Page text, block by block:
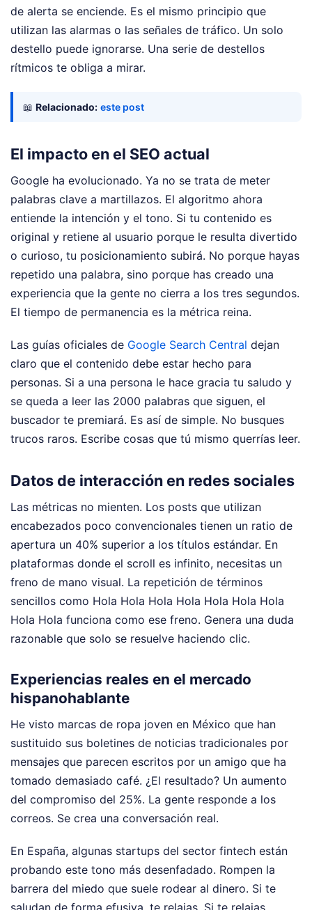
de alerta se enciende. Es el mismo principio que
utilizan las alarmas o las señales de tráfico. Un solo
destello puede ignorarse. Una serie de destellos
rítmicos te obliga a mirar.
📖 Relacionado: este post
El impacto en el SEO actual
Google ha evolucionado. Ya no se trata de meter
palabras clave a martillazos. El algoritmo ahora
entiende la intención y el tono. Si tu contenido es
original y retiene al usuario porque le resulta divertido
o curioso, tu posicionamiento subirá. No porque hayas
repetido una palabra, sino porque has creado una
experiencia que la gente no cierra a los tres segundos.
El tiempo de permanencia es la métrica reina.
Las guías oficiales de Google Search Central dejan
claro que el contenido debe estar hecho para
personas. Si a una persona le hace gracia tu saludo y
se queda a leer las 2000 palabras que siguen, el
buscador te premiará. Es así de simple. No busques
trucos raros. Escribe cosas que tú mismo querrías leer.
Datos de interacción en redes sociales
Las métricas no mienten. Los posts que utilizan
encabezados poco convencionales tienen un ratio de
apertura un 40% superior a los títulos estándar. En
plataformas donde el scroll es infinito, necesitas un
freno de mano visual. La repetición de términos
sencillos como Hola Hola Hola Hola Hola Hola Hola
Hola Hola funciona como ese freno. Genera una duda
razonable que solo se resuelve haciendo clic.
Experiencias reales en el mercado
hispanohablante
He visto marcas de ropa joven en México que han
sustituido sus boletines de noticias tradicionales por
mensajes que parecen escritos por un amigo que ha
tomado demasiado café. ¿El resultado? Un aumento
del compromiso del 25%. La gente responde a los
correos. Se crea una conversación real.
En España, algunas startups del sector fintech están
probando este tono más desenfadado. Rompen la
barrera del miedo que suele rodear al dinero. Si te
saludan de forma efusiva, te relajas. Si te relajas,